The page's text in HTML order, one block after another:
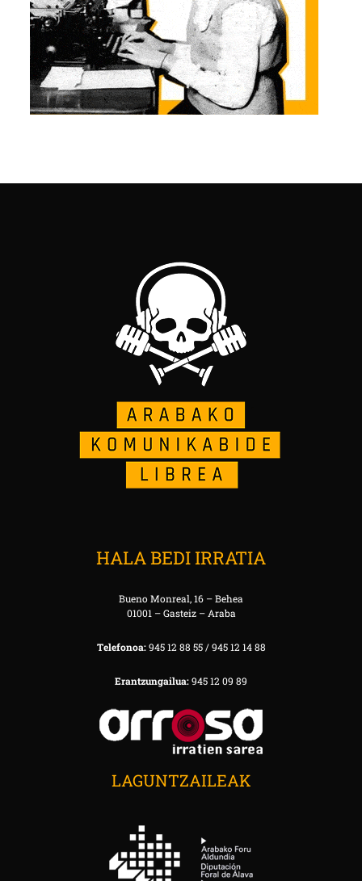
HALA BEDI IRRATIA
Bueno Monreal, 16 – Behea
01001 – Gasteiz – Araba
Telefonoa:945 12 88 55 / 945 12 14 88
Erantzungailua:945 12 09 89
LAGUNTZAILEAK